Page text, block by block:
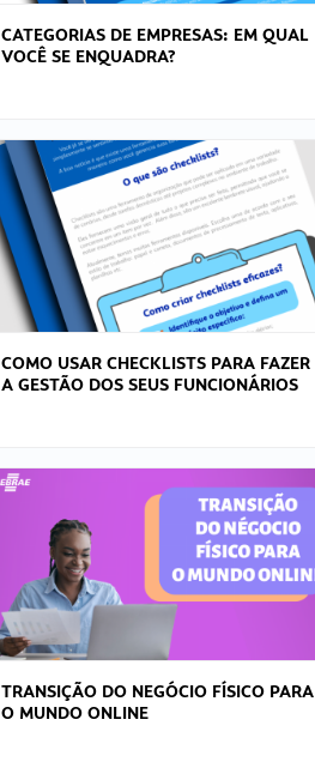
CATEGORIAS DE EMPRESAS: EM QUAL
VOCÊ SE ENQUADRA?
COMO USAR CHECKLISTS PARA FAZER
A GESTÃO DOS SEUS FUNCIONÁRIOS
TRANSIÇÃO DO NEGÓCIO FÍSICO PARA
O MUNDO ONLINE